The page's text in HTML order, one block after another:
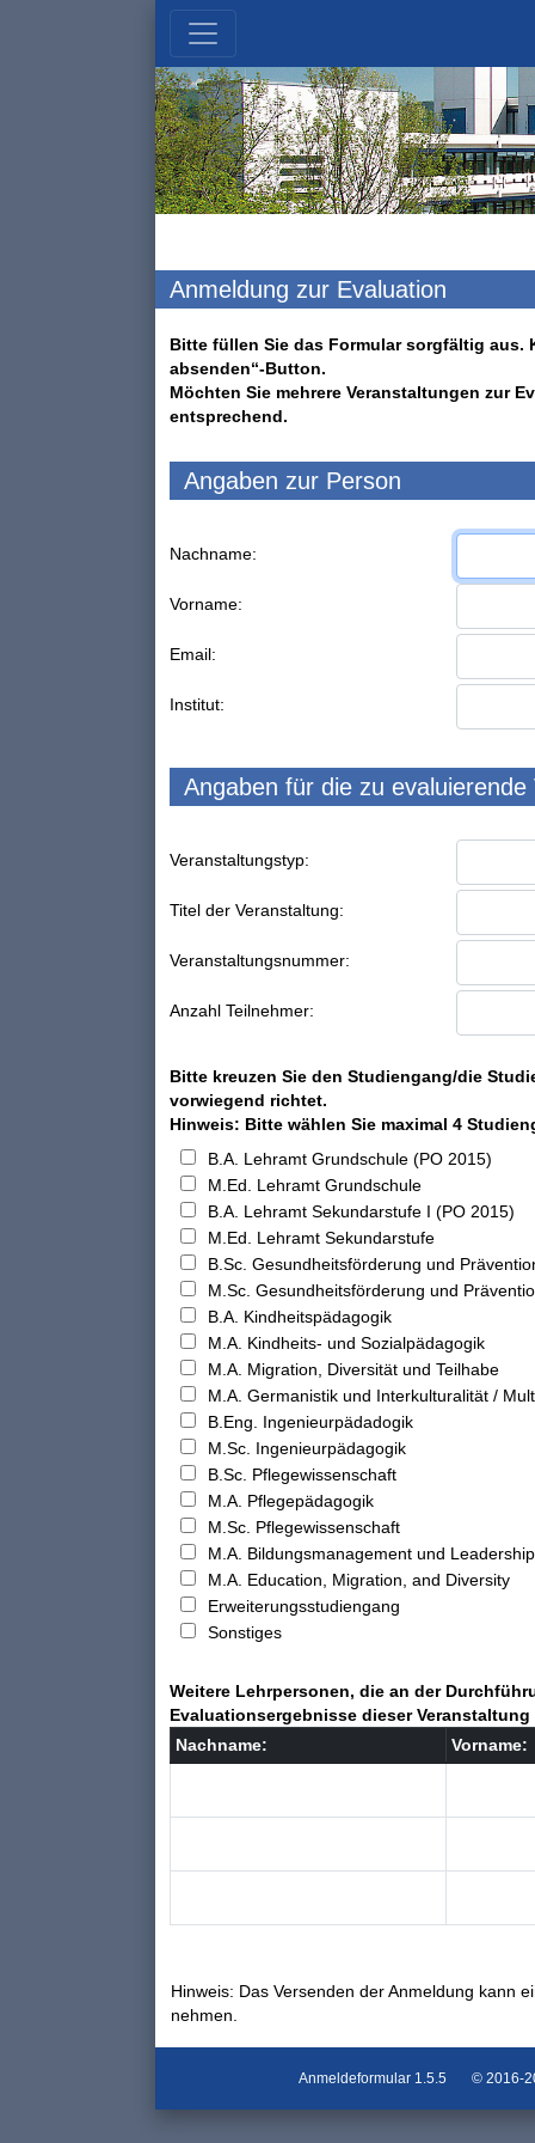
Anmeldung zur Evaluation
Bitte füllen Sie das Formular sorgfältig aus.
absenden“-Button.
Möchten Sie mehrere Veranstaltungen zur
entsprechend.
Angaben zur Person
Nachname:
Vorname:
Email:
Institut:
Angaben für die zu evaluierende
Veranstaltungstyp:
Titel der Veranstaltung:
Veranstaltungsnummer:
Anzahl Teilnehmer:
Bitte kreuzen Sie den Studiengang/die
vorwiegend richtet.
Hinweis: Bitte wählen Sie maximal 4
B.A. Lehramt Grundschule (PO 2015)
M.Ed. Lehramt Grundschule
B.A. Lehramt Sekundarstufe I (PO 2015)
M.Ed. Lehramt Sekundarstufe
B.Sc. Gesundheitsförderung und
M.Sc. Gesundheitsförderung und
B.A. Kindheitspädagogik
M.A. Kindheits- und Sozialpädagogik
M.A. Migration, Diversität und Teilhabe
M.A. Germanistik und Interkulturalität /
B.Eng. Ingenieurpädadogik
M.Sc. Ingenieurpädagogik
B.Sc. Pflegewissenschaft
M.A. Pflegepädagogik
M.Sc. Pflegewissenschaft
M.A. Bildungsmanagement und
M.A. Education, Migration, and Diversity
Erweiterungsstudiengang
Sonstiges
Weitere Lehrpersonen, die an der
Evaluationsergebnisse dieser
Nachname:
Vorname:
Hinweis: Das Versenden der Anmeldung kann
nehmen.
Anmeldeformular 1.5.5 © 2016-